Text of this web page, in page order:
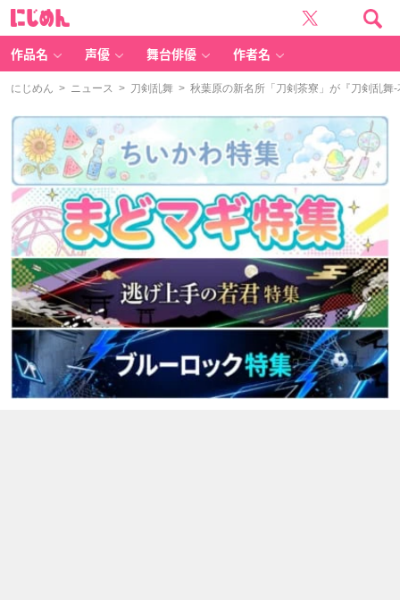
作品名 声優 舞台俳優 作者名
にじめん > ニュース > 刀剣乱舞 > 秋葉原の新名所「刀剣茶寮」が『刀剣乱舞